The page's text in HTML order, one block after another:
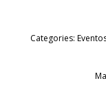
Categories: